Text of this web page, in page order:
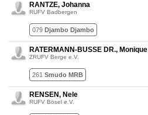
RANTZE, Johanna
RUFV Badbergen
079 Djambo Djambo
RATERMANN-BUSSE DR., Monique
ZRUFV Berge e.V.
261 Smudo MRB
RENSEN, Nele
RUFV Bösel e.V.